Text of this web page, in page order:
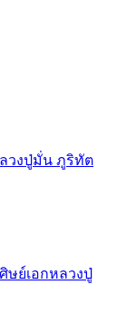
วงปู่มั่น ภูริทัต
ย์เอกหลวงปู่